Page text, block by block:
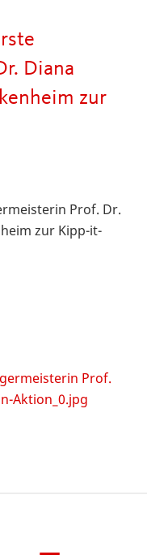
Diana
zur
Prof. Dr.
zur Kipp-it-
Prof.
Aktion_0.jpg